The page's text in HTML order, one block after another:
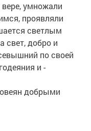
вере, умножали
проявляли
светлым
свет, добро и
по своей
и
добрыми